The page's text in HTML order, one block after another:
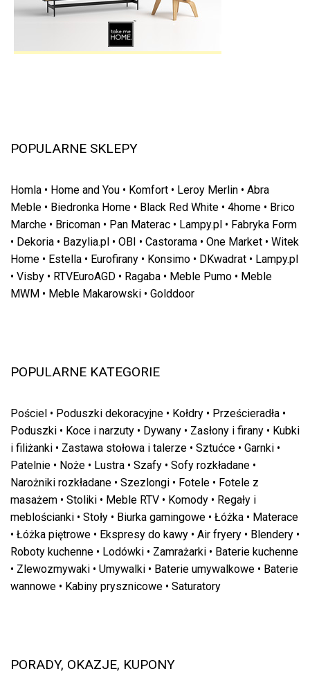
POPULARNE SKLEPY
Homla • Home and You • Komfort • Leroy Merlin • Abra
Meble • Biedronka Home • Black Red White • 4home • Brico
Marche • Bricoman • Pan Materac • Lampy.pl • Fabryka Form
• Dekoria • Bazylia.pl • OBI • Castorama • One Market • Witek
Home • Estella • Eurofirany • Konsimo • DKwadrat • Lampy.pl
• Visby • RTVEuroAGD • Ragaba • Meble Pumo • Meble
MWM • Meble Makarowski • Golddoor
POPULARNE KATEGORIE
Pościel • Poduszki dekoracyjne • Kołdry • Prześcieradła •
Poduszki • Koce i narzuty • Dywany • Zasłony i firany • Kubki
i filiżanki • Zastawa stołowa i talerze • Sztućce • Garnki •
Patelnie • Noże • Lustra • Szafy • Sofy rozkładane •
Narożniki rozkładane • Szezlongi • Fotele • Fotele z
masażem • Stoliki • Meble RTV • Komody • Regały i
meblościanki • Stoły • Biurka gamingowe • Łóżka • Materace
• Łóżka piętrowe • Ekspresy do kawy • Air fryery • Blendery •
Roboty kuchenne • Lodówki • Zamrażarki • Baterie kuchenne
• Zlewozmywaki • Umywalki • Baterie umywalkowe • Baterie
wannowe • Kabiny prysznicowe • Saturatory
PORADY, OKAZJE, KUPONY